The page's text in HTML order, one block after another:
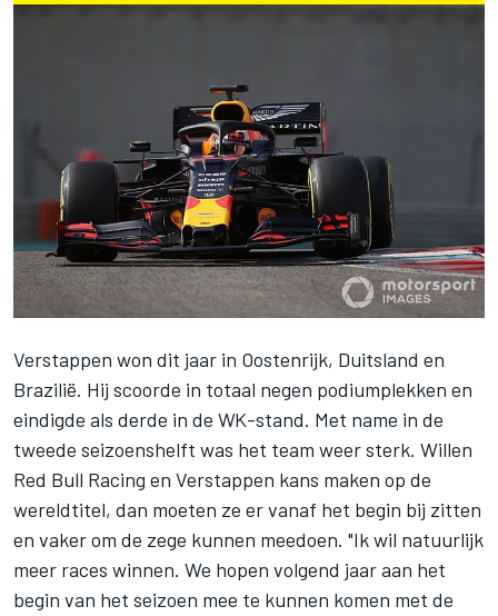
Verstappen won dit jaar in Oostenrijk, Duitsland en
Brazilië. Hij scoorde in totaal negen podiumplekken en
eindigde als derde in de WK-stand. Met name in de
tweede seizoenshelft was het team weer sterk. Willen
Red Bull Racing en Verstappen kans maken op de
wereldtitel, dan moeten ze er vanaf het begin bij zitten
en vaker om de zege kunnen meedoen. "Ik wil natuurlijk
meer races winnen. We hopen volgend jaar aan het
begin van het seizoen mee te kunnen komen met de